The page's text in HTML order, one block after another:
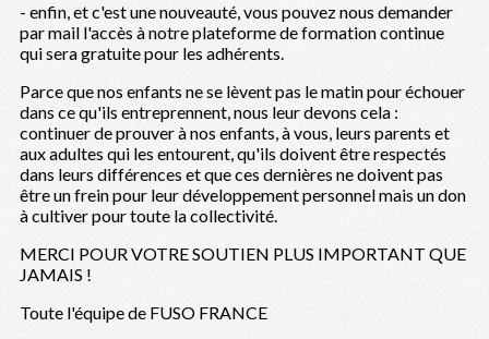
- enfin, et c'est une nouveauté, vous pouvez nous demander
par mail l'accès à notre plateforme de formation continue
qui sera gratuite pour les adhérents.
Parce que nos enfants ne se lèvent pas le matin pour échouer
dans ce qu'ils entreprennent, nous leur devons cela :
continuer de prouver à nos enfants, à vous, leurs parents et
aux adultes qui les entourent, qu'ils doivent être respectés
dans leurs différences et que ces dernières ne doivent pas
être un frein pour leur développement personnel mais un don
à cultiver pour toute la collectivité.
MERCI POUR VOTRE SOUTIEN PLUS IMPORTANT QUE
JAMAIS !
Toute l'équipe de FUSO FRANCE